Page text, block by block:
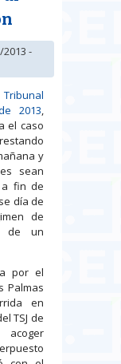
-
2013,
el caso
y
sean
a fin de
día de
de
de un
por el
Palmas
en
TSJ de